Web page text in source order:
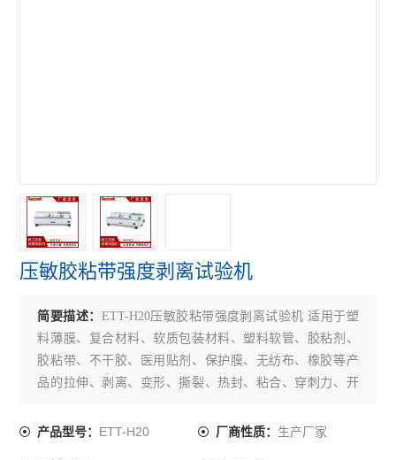
压敏胶粘带强度剥离试验机
简要描述： ETT-H20压敏胶粘带强度剥离试验机 适用于塑
料薄膜、复合材料、软质包装材料、塑料软管、胶粘剂、
胶粘带、不干胶、医用贴剂、保护膜、无纺布、橡胶等产
品的拉伸、剥离、变形、撕裂、热封、粘合、穿刺力、开
产品型号： ETT-H20 厂商性质： 生产厂家